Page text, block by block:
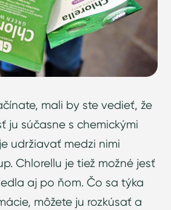
mali by ste vedieť, že
ju súčasne s chemickými
udržiavať medzi nimi
Chlorellu je tiež možné jesť
aj po ňom. Čo sa týka
môžete ju rozkúsať a